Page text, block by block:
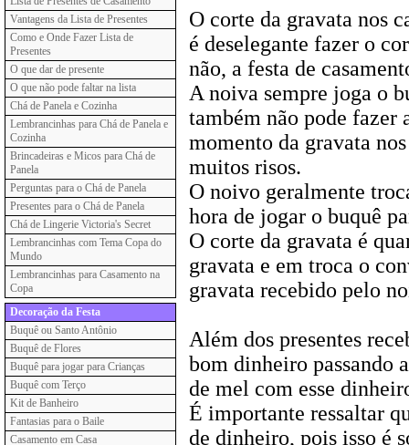
Vantagens da Lista de Presentes
Como e Onde Fazer Lista de
Presentes
O que dar de presente
O que não pode faltar na lista
Chá de Panela e Cozinha
Lembrancinhas para Chá de Panela e
Cozinha
Brincadeiras e Micos para Chá de
Panela
Perguntas para o Chá de Panela
Presentes para o Chá de Panela
Chá de Lingerie Victoria's Secret
Lembrancinhas com Tema Copa do
Mundo
Lembrancinhas para Casamento na
Copa
Decoração da Festa
Buquê ou Santo Antônio
Buquê de Flores
Buquê para jogar para Crianças
Buquê com Terço
Kit de Banheiro
Fantasias para o Baile
Casamento em Casa
O corte da gravata nos
é deselegante fazer o
não, a festa de
A noiva sempre joga o
também não pode fazer
momento da gravata
muitos risos.
O noivo geralmente
hora de jogar o buquê
O corte da gravata é
gravata e em troca o
gravata recebido pelo
Além dos presentes
bom dinheiro passando
de mel com esse
É importante ressaltar
de dinheiro, pois isso é